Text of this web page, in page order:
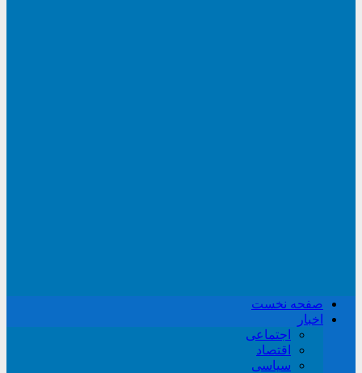
صفحه نخست
اخبار
اجتماعی
اقتصاد
سیاسی